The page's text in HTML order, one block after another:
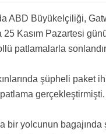
ABD Büyükelçiliği,
25 Kasım Pazartesi
patlamalarla
şüpheli paket
gerçekleştirmişti.
bir yolcunun